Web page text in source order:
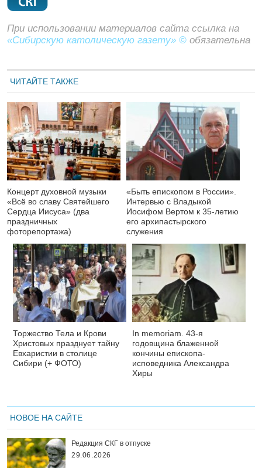
При использовании материалов сайта ссылка на
«Сибирскую католическую газету» © обязательна
ЧИТАЙТЕ ТАКЖЕ
Концерт духовной музыки
«Всё во славу Святейшего
Сердца Иисуса» (два
праздничных
фоторепортажа)
«Быть епископом в России».
Интервью с Владыкой
Иосифом Вертом к 35-летию
его архипастырского
служения
Торжество Тела и Крови
Христовых празднует тайну
Евхаристии в столице
Сибири (+ ФОТО)
In memoriam. 43-я
годовщина блаженной
кончины епископа-
исповедника Александра
Хиры
НОВОЕ НА САЙТЕ
Редакция СКГ в отпуске
29.06.2026